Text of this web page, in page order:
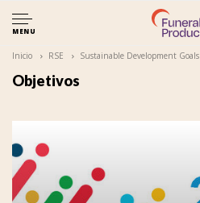
MENU
Inicio RSE Sustainable Development Goals
Objetivos